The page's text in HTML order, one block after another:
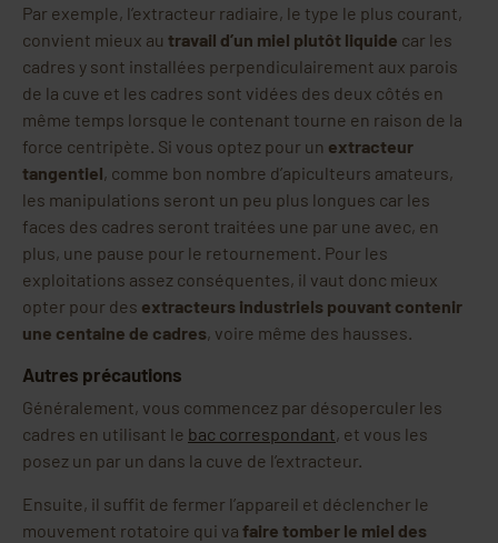
Par exemple, l’extracteur radiaire, le type le plus courant,
convient mieux au travail d’un miel plutôt liquide car les
cadres y sont installées perpendiculairement aux parois
de la cuve et les cadres sont vidées des deux côtés en
même temps lorsque le contenant tourne en raison de la
force centripète. Si vous optez pour un extracteur
tangentiel, comme bon nombre d’apiculteurs amateurs,
les manipulations seront un peu plus longues car les
faces des cadres seront traitées une par une avec, en
plus, une pause pour le retournement. Pour les
exploitations assez conséquentes, il vaut donc mieux
opter pour des extracteurs industriels pouvant contenir
une centaine de cadres, voire même des hausses.
Autres précautions
Généralement, vous commencez par désoperculer les
cadres en utilisant le bac correspondant, et vous les
posez un par un dans la cuve de l’extracteur.
Ensuite, il suffit de fermer l’appareil et déclencher le
mouvement rotatoire qui va faire tomber le miel des